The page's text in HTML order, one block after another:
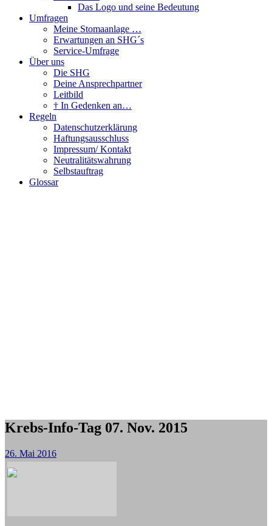
Das Logo und seine Bedeutung
Umfragen
Meine Stomaanlage …
Erwartungen an SHG´s
Service-Umfrage
Über uns
Die SHG
Deine Ansprechpartner
Leitbild
† In Gedenken an…
Regeln
Datenschutzerklärung
Haftungsausschluss
Impressum/ Kontakt
Neutralitätswahrung
Selbstauftrag
Glossar
Krebs-Info-Tag 07. Nov. 2015
26. Mai 2016